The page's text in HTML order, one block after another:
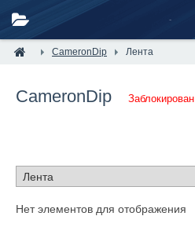
CameronDip Лента
CameronDip Заблокирован
Нет элементов для отображения